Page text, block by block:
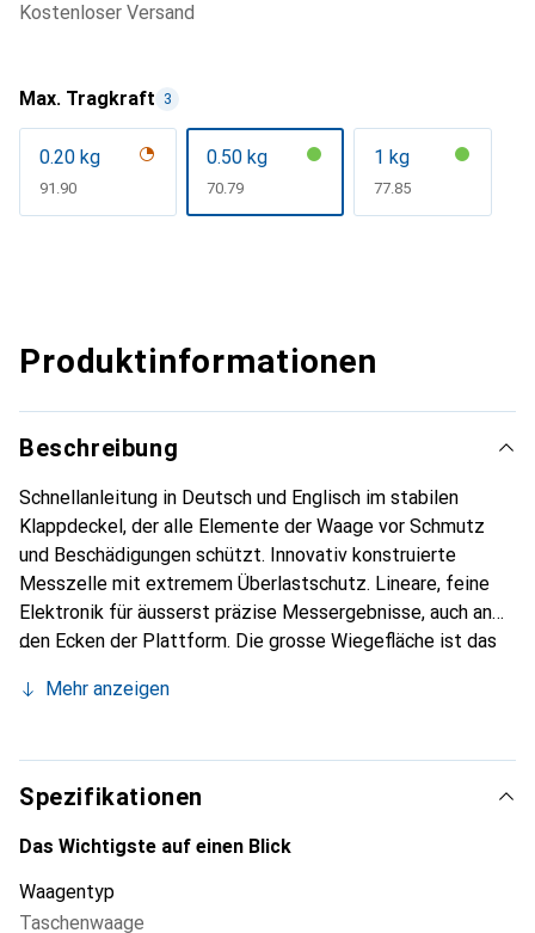
kostenloser Versand
Max. Tragkraft 3
0.20 kg
CHF
91.90
0.50 kg
CHF
70.79
1 kg
CHF
77.85
Produktinformationen
Beschreibung
Schnellanleitung in Deutsch und Englisch im stabilen
Klappdeckel, der alle Elemente der Waage vor Schmutz
und Beschädigungen schützt. Innovativ konstruierte
Messzelle mit extremem Überlastschutz. Lineare, feine
Elektronik für äusserst präzise Messergebnisse, auch an
den Ecken der Plattform. Die grosse Wiegefläche ist das
Gewichtsbestimmung überstehenden Wiegegutes.
passt.
Mehr anzeigen
Spezifikationen
Das Wichtigste auf einen Blick
Waagentyp
Taschenwaage